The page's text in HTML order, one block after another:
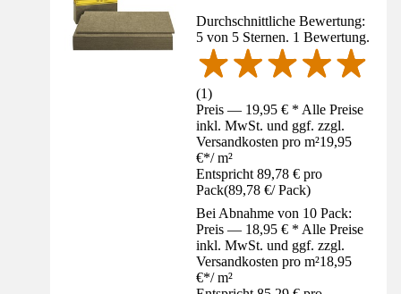
Durchschnittliche Bewertung:
5 von 5 Sternen. 1 Bewertung.
(1)
Preis — 19,95 € * Alle Preise
inkl. MwSt. und ggf. zzgl.
Versandkosten pro m²19,95
€*/ m²
Entspricht 89,78 € pro
Pack(89,78 €/ Pack)
Bei Abnahme von 10 Pack:
Preis — 18,95 € * Alle Preise
inkl. MwSt. und ggf. zzgl.
Versandkosten pro m²18,95
€*/ m²